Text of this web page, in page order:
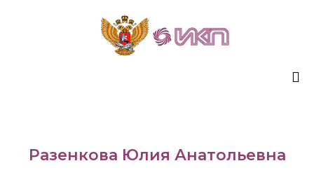
Разенкова Юлия Анатольевна